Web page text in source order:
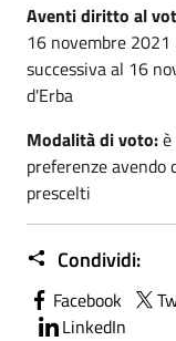
Aventi diritto al
16 novembre 2021
successiva al 16
d'Erba
Modalità di voto:
preferenze
prescelti
Condividi:
Facebook
LinkedIn